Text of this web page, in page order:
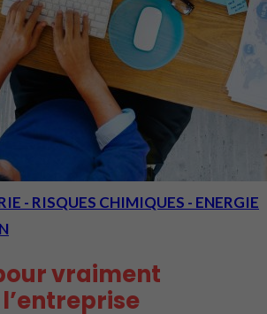
- RISQUES CHIMIQUES - ENERGIE
vraiment